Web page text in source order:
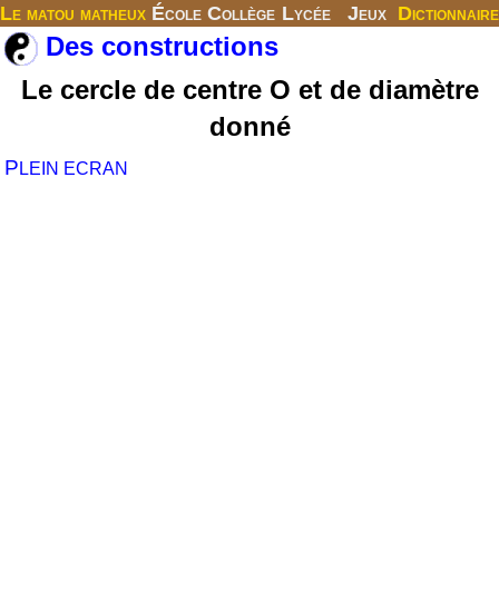
Le matou matheux École Collège Lycée Jeux Dictionnaire
Des constructions
Le cercle de centre O et de diamètre
donné
P LEIN ECRAN